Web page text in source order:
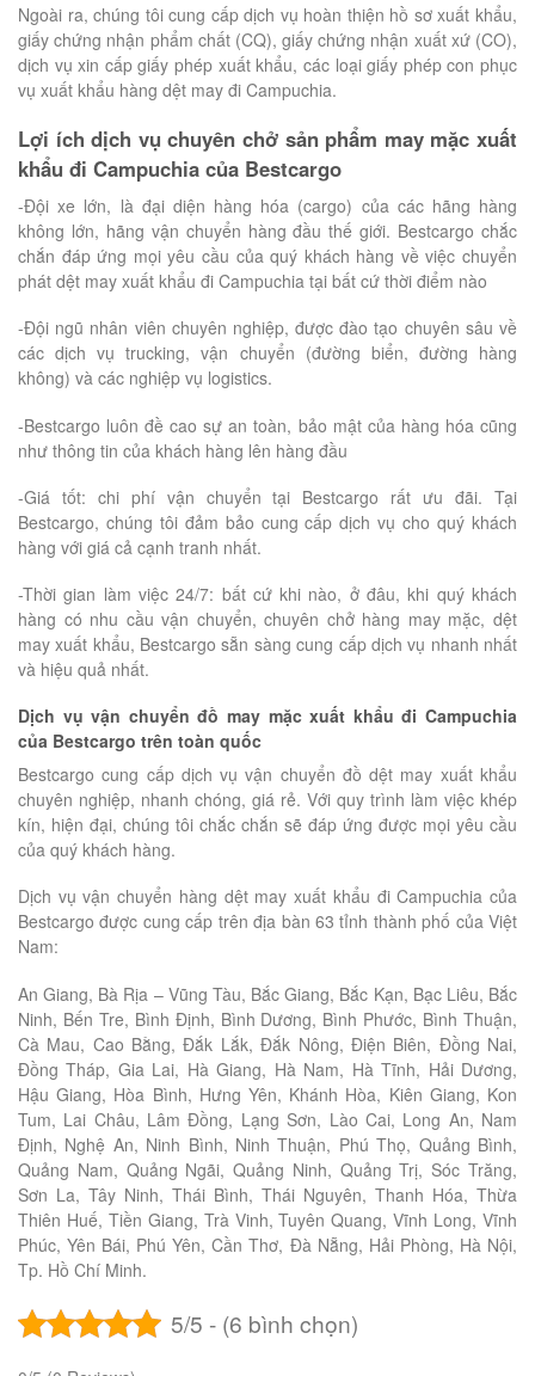
Ngoài ra, chúng tôi cung cấp dịch vụ hoàn thiện hồ sơ xuất khẩu,
giấy chứng nhận phẩm chất (CQ), giấy chứng nhận xuất xứ (CO),
dịch vụ xin cấp giấy phép xuất khẩu, các loại giấy phép con phục
vụ xuất khẩu hàng dệt may đi Campuchia.
Lợi ích dịch vụ chuyên chở sản phẩm may mặc xuất
khẩu đi Campuchia của Bestcargo
-Đội xe lớn, là đại diện hàng hóa (cargo) của các hãng hàng
không lớn, hãng vận chuyển hàng đầu thế giới. Bestcargo chắc
chắn đáp ứng mọi yêu cầu của quý khách hàng về việc chuyển
phát dệt may xuất khẩu đi Campuchia tại bất cứ thời điểm nào
-Đội ngũ nhân viên chuyên nghiệp, được đào tạo chuyên sâu về
các dịch vụ trucking, vận chuyển (đường biển, đường hàng
không) và các nghiệp vụ logistics.
-Bestcargo luôn đề cao sự an toàn, bảo mật của hàng hóa cũng
như thông tin của khách hàng lên hàng đầu
-Giá tốt: chi phí vận chuyển tại Bestcargo rất ưu đãi. Tại
Bestcargo, chúng tôi đảm bảo cung cấp dịch vụ cho quý khách
hàng với giá cả cạnh tranh nhất.
-Thời gian làm việc 24/7: bất cứ khi nào, ở đâu, khi quý khách
hàng có nhu cầu vận chuyển, chuyên chở hàng may mặc, dệt
may xuất khẩu, Bestcargo sẵn sàng cung cấp dịch vụ nhanh nhất
và hiệu quả nhất.
Dịch vụ vận chuyển đồ may mặc xuất khẩu đi Campuchia
của Bestcargo trên toàn quốc
Bestcargo cung cấp dịch vụ vận chuyển đồ dệt may xuất khẩu
chuyên nghiệp, nhanh chóng, giá rẻ. Với quy trình làm việc khép
kín, hiện đại, chúng tôi chắc chắn sẽ đáp ứng được mọi yêu cầu
của quý khách hàng.
Dịch vụ vận chuyển hàng dệt may xuất khẩu đi Campuchia của
Bestcargo được cung cấp trên địa bàn 63 tỉnh thành phố của Việt
Nam:
An Giang, Bà Rịa – Vũng Tàu, Bắc Giang, Bắc Kạn, Bạc Liêu, Bắc
Ninh, Bến Tre, Bình Định, Bình Dương, Bình Phước, Bình Thuận,
Cà Mau, Cao Bằng, Đắk Lắk, Đắk Nông, Điện Biên, Đồng Nai,
Đồng Tháp, Gia Lai, Hà Giang, Hà Nam, Hà Tĩnh, Hải Dương,
Hậu Giang, Hòa Bình, Hưng Yên, Khánh Hòa, Kiên Giang, Kon
Tum, Lai Châu, Lâm Đồng, Lạng Sơn, Lào Cai, Long An, Nam
Định, Nghệ An, Ninh Bình, Ninh Thuận, Phú Thọ, Quảng Bình,
Quảng Nam, Quảng Ngãi, Quảng Ninh, Quảng Trị, Sóc Trăng,
Sơn La, Tây Ninh, Thái Bình, Thái Nguyên, Thanh Hóa, Thừa
Thiên Huế, Tiền Giang, Trà Vinh, Tuyên Quang, Vĩnh Long, Vĩnh
Phúc, Yên Bái, Phú Yên, Cần Thơ, Đà Nẵng, Hải Phòng, Hà Nội,
Tp. Hồ Chí Minh.
5/5 - (6 bình chọn)